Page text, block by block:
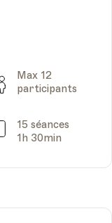
Heure
18.00
Capacité
Max 12
participants
Séances
15 séances
1h 30min